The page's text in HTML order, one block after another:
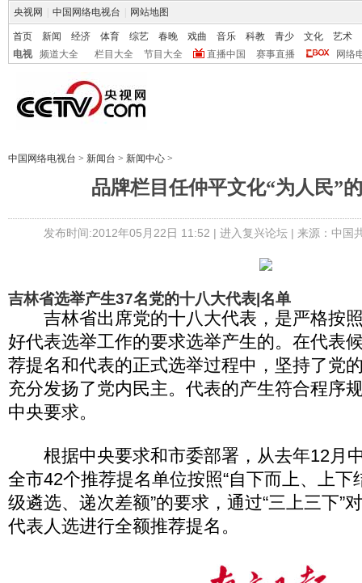
央视网 中国网络电视台 网站地图
首页 新闻 经济 体育 综艺 春晚 戏曲 音乐 科教 青少 文化
艺术
电视
频道大全 栏目大全 节目大全 直播中国 赛事直播 网络
中国网络电视台 > 新闻台 > 新闻中心 >
品牌栏目任仲平文化“为人民”
发布时间:2012年05月22日 11:52 | 进入复兴论坛| 来源：中国
吉林省选举产生37名党的十八大代表|名单
吉林省出席党的十八大代表，是严格按
好代表选举工作的要求选举产生的。在代表
荐提名和代表的正式选举过程中，坚持了党
充分发扬了党内民主。代表的产生符合程序
中央要求。
根据中央要求和市委部署，从去年12月
全市42个推荐提名单位按照“自下而上、上下
级遴选、递次差额”的要求，通过“三上三下”
代表人选进行全额推荐提名。